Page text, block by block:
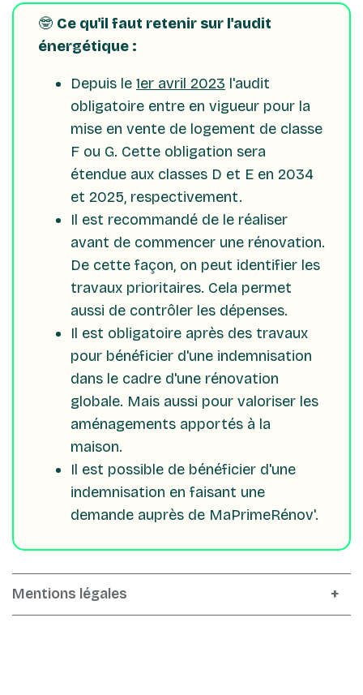
🤓 Ce qu'il faut retenir sur l'audit
énergétique :
Depuis le 1er avril 2023 l'audit
obligatoire entre en vigueur pour la
mise en vente de logement de classe
F ou G. Cette obligation sera
étendue aux classes D et E en 2034
et 2025, respectivement.
Il est recommandé de le réaliser
avant de commencer une rénovation.
De cette façon, on peut identifier les
travaux prioritaires. Cela permet
aussi de contrôler les dépenses.
Il est obligatoire après des travaux
pour bénéficier d'une indemnisation
dans le cadre d'une rénovation
globale. Mais aussi pour valoriser les
aménagements apportés à la
maison.
Il est possible de bénéficier d'une
indemnisation en faisant une
demande auprès de MaPrimeRénov'.
Mentions légales